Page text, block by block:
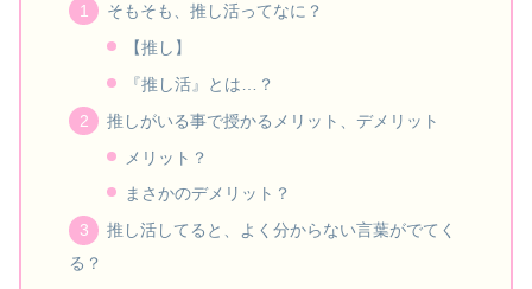
そもそも、推し活ってなに？
【推し】
『推し活』とは…？
推しがいる事で授かるメリット、デメリット
メリット？
まさかのデメリット？
推し活してると、よく分からない言葉がでてく
る？